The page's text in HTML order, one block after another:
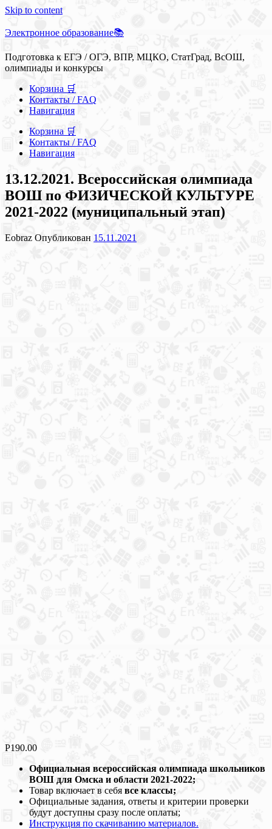
Skip to content
Электронное образование📚
Подготовка к ЕГЭ / ОГЭ, ВПР, МЦКО, СтатГрад, ВсОШ,
олимпиады и конкурсы
Корзина 🛒
Контакты / FAQ
Навигация
Корзина 🛒
Контакты / FAQ
Навигация
13.12.2021. Всероссийская олимпиада
ВОШ по ФИЗИЧЕСКОЙ КУЛЬТУРЕ
2021-2022 (муниципальный этап)
Eobraz Опубликован 15.11.2021
Р190.00
Официальная всероссийская олимпиада школьников
ВОШ для Омска и области 2021-2022;
Товар включает в себя все классы;
Официальные задания, ответы и критерии проверки
будут доступны сразу после оплаты;
Инструкция по скачиванию материалов.